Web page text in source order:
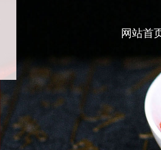
网站首